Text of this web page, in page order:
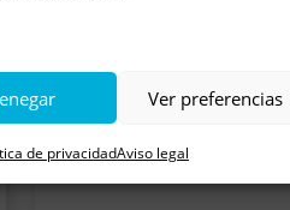
Ver preferencias
de privacidadAviso legal